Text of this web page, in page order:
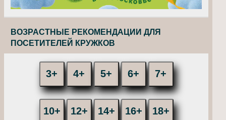
ВОЗРАСТНЫЕ РЕКОМЕНДАЦИИ ДЛЯ
ПОСЕТИТЕЛЕЙ КРУЖКОВ
3+ 4+ 5+ 6+ 7+
10+ 12+ 14+ 16+ 18+